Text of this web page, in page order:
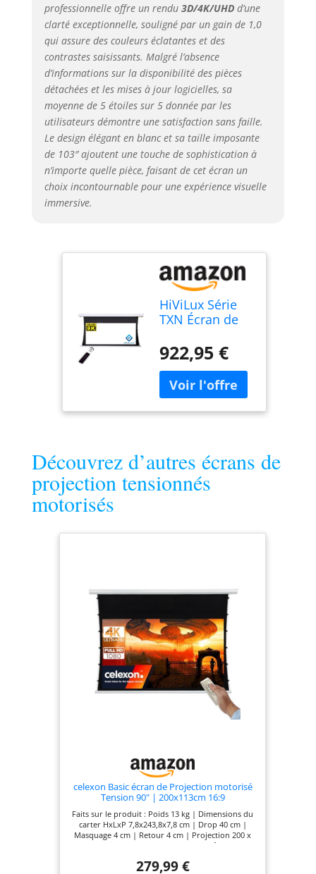
professionnelle offre un rendu 3D/4K/UHDd’une
clarté exceptionnelle, souligné par un gain de 1,0
qui assure des couleurs éclatantes et des
contrastes saisissants. Malgré l’absence
d’informations sur la disponibilité des pièces
détachées et les mises à jour logicielles, sa
moyenne de 5 étoiles sur 5 donnée par les
utilisateurs démontre une satisfaction sans faille.
Le design élégant en blanc et sa taille imposante
de 103″ ajoutent une touche de sophistication à
n’importe quelle pièce, faisant de cet écran un
choix incontournable pour une expérience visuelle
immersive.
HiViLux Série
TXN Écran de
tensionné
motorisé avec
système de
double tension
Gain 1,0 Blanc
qualité
professionnelle
3D/4K/UHD alu
922,95 €
Découvrez d’autres écrans de
projection tensionnés
motorisés
celexon Basic écran de Projection motorisé
Tension 90" | 200x113cm 16:9
Faits sur le produit : Poids 13 kg | Dimensions du
carter HxLxP 7,8x243,8x7,8 cm | Drop 40 cm |
Masquage 4 cm | Retour 4 cm | Projection 200 x
113 cm | Visualisation150°| Sortie du câblegauche
présentations et d'expériences
279,99 €